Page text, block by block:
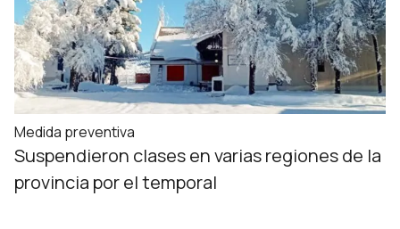
Medida preventiva
Suspendieron clases en varias regiones de la
provincia por el temporal